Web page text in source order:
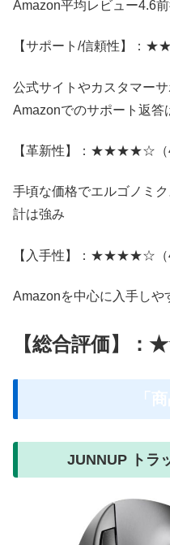
Amazon平均レビュー4.6
【サポート/信頼性】：
公式サイトやカスタマー
Amazonでのサポート返答
【革新性】：★★★★☆（
手頃な価格でエルゴノミ
計は強み
【入手性】：★★★★☆（
Amazonを中心に入手しや
【総合評価】
「
JUNNUP トラ